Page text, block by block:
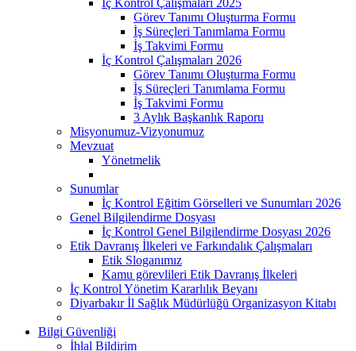
Görev Tanımı Oluşturma Formu
İş Süreçleri Tanımlama Formu
İş Takvimi Formu
İç Kontrol Çalışmaları 2026
Görev Tanımı Oluşturma Formu
İş Süreçleri Tanımlama Formu
İş Takvimi Formu
3 Aylık Başkanlık Raporu
Misyonumuz-Vizyonumuz
Mevzuat
Yönetmelik
Sunumlar
İç Kontrol Eğitim Görselleri ve Sunumları 2026
Genel Bilgilendirme Dosyası
İç Kontrol Genel Bilgilendirme Dosyası 2026
Etik Davranış İlkeleri ve Farkındalık Çalışmaları
Etik Sloganımız
Kamu görevlileri Etik Davranış İlkeleri
İç Kontrol Yönetim Kararlılık Beyanı
Diyarbakır İl Sağlık Müdürlüğü Organizasyon Kitabı
Bilgi Güvenliği
İhlal Bildirim